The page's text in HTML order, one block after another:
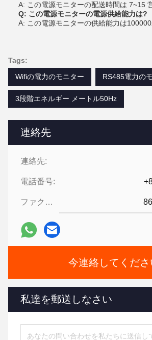
連絡先
連絡先:
電話番号:
ファクシミリ:
今連絡してくださ
私達を郵送しなさい
A: この電源モニターの配送時間は 7~15
Q: この電源モニターの電源供給能力は?
A: この電源モニターの供給能力は
Tags:
Wifiの電力のモニター
RS485電力の
3段階エネルギー メートル50Hz